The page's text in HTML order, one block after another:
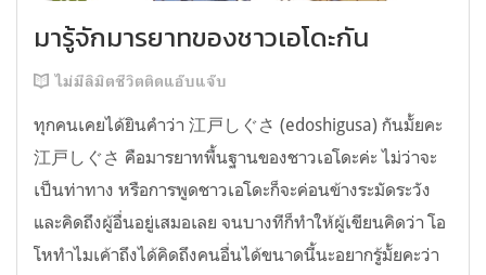
มารู้จักมารยาทของชาวเอโดะกัน
ไม่มีลิมิตชีวิตติดแอ๊บแจ๊บ
ทุกคนเคยได้ยินคำว่า 江戸しぐさ (edoshigusa) กันมั้ยคะ
江戸しぐさ คือมารยาทพื้นฐานของชาวเอโดะค่ะ ไม่ว่าจะ
เป็นท่าทาง หรือการพูดชาวเอโดะก็จะค่อนข้างระมัดระวัง
และคิดถึงผู้อื่นอยู่เสมอเลย จนบางทีก็ทำให้ผู้เขียนคิดว่า โอ
โหทำไมเค้าถึงได้คิดถึงคนอื่นได้ขนาดนี้นะอยากรู้มั้ยคะว่า